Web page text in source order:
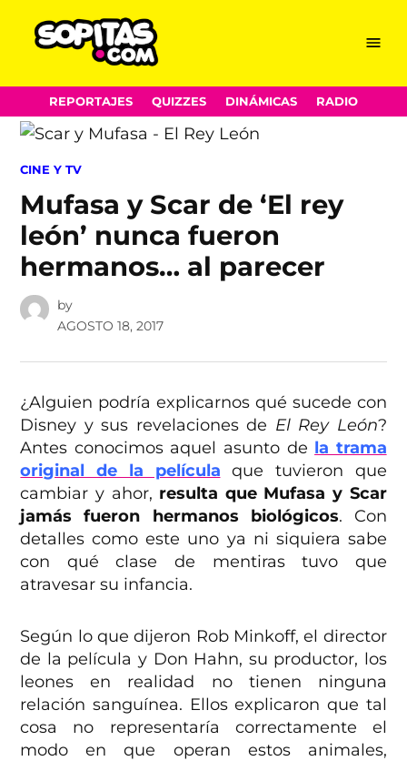
Skip
to
content
Menu
REPORTAJES QUIZZES DINÁMICAS RADIO
POSTED
CINE Y TV
Mufasa y Scar de ‘El rey
león’ nunca fueron
hermanos… al parecer
by
AGOSTO 18, 2017
¿Alguien podría explicarnos qué sucede con
Disney y sus revelaciones de El Rey León?
Antes conocimos aquel asunto de la trama
original de la película que tuvieron que
cambiar y ahor, resulta que Mufasa y Scar
jamás fueron hermanos biológicos. Con
detalles como este uno ya ni siquiera sabe
con qué clase de mentiras tuvo que
atravesar su infancia.
Según lo que dijeron Rob Minkoff, el director
de la película y Don Hahn, su productor, los
leones en realidad no tienen ninguna
relación sanguínea. Ellos explicaron que tal
cosa no representaría correctamente el
modo en que operan estos animales,